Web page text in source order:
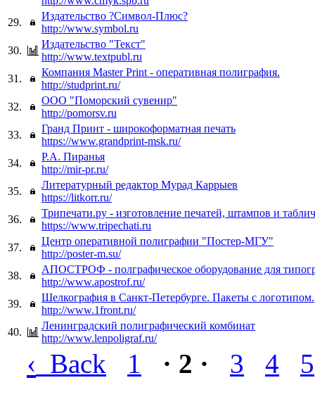
29.
Издательство ?Символ-Плюс?
http://www.symbol.ru
30.
Издательство "Текст"
http://www.textpubl.ru
31.
Компания Master Print - оперативная полиграфия.
http://studprint.ru/
32.
ООО "Поморский сувенир"
http://pomorsv.ru
33.
Гранд Принт - широкоформатная печать
https://www.grandprint-msk.ru/
34.
Р.А. Пиранья
http://mir-pr.ru/
35.
Литературный редактор Мурад Каррыев
https://litkorr.ru/
36.
Трипечати.ру - изготовление печатей, штампов и
https://www.tripechati.ru
37.
Центр оперативной полиграфии "Постер-МГУ"
http://poster-m.su/
38.
АПОСТРОФ - полграфическое оборудование для
http://www.apostrof.ru/
39.
Шелкография в Санкт-Петербурге. Пакеты с логотипом.
http://www.1front.ru/
40.
Ленинградский полиграфический комбинат
http://www.lenpoligraf.ru/
‹ Back 1 · 2 · 3 4 5